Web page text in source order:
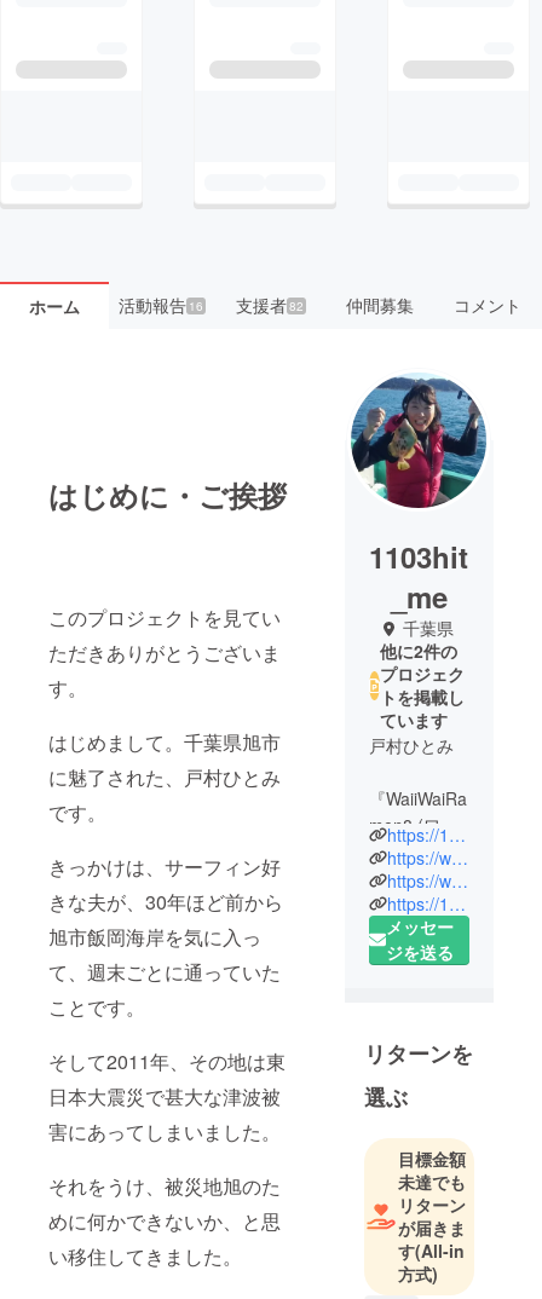
ホーム 活動報告16 支援者82 仲間募集 コメント
はじめに・ご挨拶
このプロジェクトを見てい
ただきありがとうございま
す。
はじめまして。千葉県旭市
に魅了された、戸村ひとみ
です。
きっかけは、サーフィン好
きな夫が、30年ほど前から
旭市飯岡海岸を気に入っ
て、週末ごとに通っていた
ことです。
そして2011年、その地は東
日本大震災で甚大な津波被
害にあってしまいました。
それをうけ、被災地旭のた
めに何かできないか、と思
い移住してきました。
1103hit
_me
千葉県
他に2件の
プロジェク
トを掲載し
ています
戸村ひとみ
『WaiiWaiRa
men8 (ワイ
ワイラーメ
ンエイ
ト）』経営
広島県福山
まれる。
1980年
学英米文学
科卒業
浦安市に私
立保育園を
開園し40年
間保育園を
https://1103hitme.wixsite.com/website
https://www.instagram.com/tomurahitomi/
https://www.instagram.com/waiiwairamen8/
https://1103hitme.wixsite.com/my-site
メッセー
ジを送る
リターンを
選ぶ
目標金額
未達でも
リターン
が届きま
す(All-in
方式)